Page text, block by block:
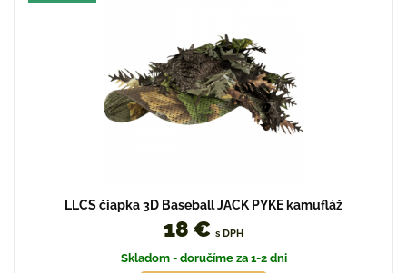
LLCS čiapka 3D Baseball JACK PYKE kamufláž
18 € s DPH
Skladom - doručíme za 1-2 dni